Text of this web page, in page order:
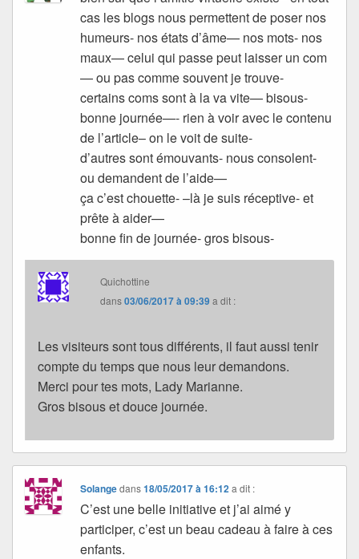
cas les blogs nous permettent de poser nos
humeurs- nos états d’âme— nos mots- nos
maux— celui qui passe peut laisser un com
— ou pas comme souvent je trouve-
certains coms sont à la va vite— bisous-
bonne journée—- rien à voir avec le contenu
de l’article– on le voit de suite-
d’autres sont émouvants- nous consolent-
ou demandent de l’aide—
ça c’est chouette- –là je suis réceptive- et
prête à aider—
bonne fin de journée- gros bisous-
Quichottine
dans03/06/2017 à 09:39a dit :
Les visiteurs sont tous différents, il faut aussi tenir
compte du temps que nous leur demandons.
Merci pour tes mots, Lady Marianne.
Gros bisous et douce journée.
Solangedans18/05/2017 à 16:12 a dit :
C’est une belle initiative et j’ai aimé y
participer, c’est un beau cadeau à faire à ces
enfants.